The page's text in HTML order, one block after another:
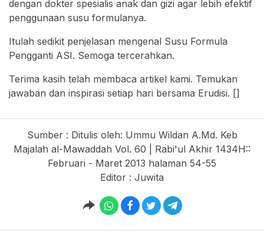
dengan dokter spesialis anak dan gizi agar lebih efektif
penggunaan susu formulanya.
Itulah sedikit penjelasan mengenal Susu Formula
Pengganti ASI. Semoga tercerahkan.
Terima kasih telah membaca artikel kami. Temukan
jawaban dan inspirasi setiap hari bersama Erudisi. []
Sumber : Ditulis oleh: Ummu Wildan A.Md. Keb
Majalah al-Mawaddah Vol. 60 | Rabi'ul Akhir 1434H::
Februari - Maret 2013 halaman 54-55
Editor : Juwita